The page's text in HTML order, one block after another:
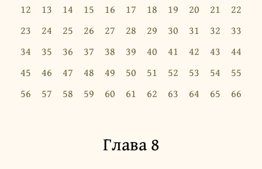
12
13 14 15 16 17 18 19 20 21
22
23
24 25 26 27 28 29 30 31 32
33
34
35 36 37 38 39 40 41 42 43
44
45
46 47 48 49 50 51 52 53 54
55
56
57 58 59 60 61 62 63 64 65 66
Глава 8